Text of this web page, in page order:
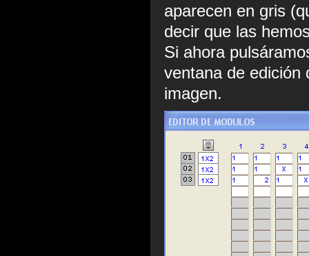
aparecen en gris
decir que las
Si ahora
ventana de edición
imagen.